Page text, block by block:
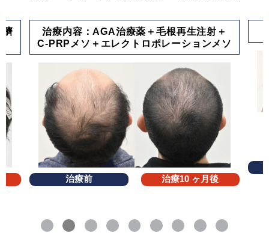
臍
治療内容：AGA治療薬＋毛根再生注射＋
C-PRPメソ＋エレクトロポレーションメソ
治療前 治療10 ヶ月後